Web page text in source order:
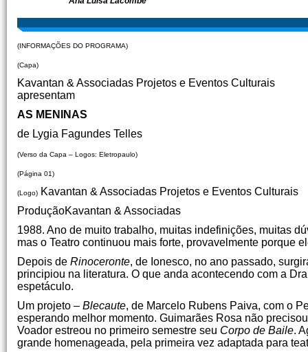
(INFORMAÇÕES DO PROGRAMA)
(Capa)
Kavantan & Associadas Projetos e Eventos Culturais
apresentam
AS MENINAS
de Lygia Fagundes Telles
(Verso da Capa – Logos: Eletropaulo)
(Página 01)
(Logo) Kavantan & Associadas Projetos e Eventos Culturais
ProduçãoKavantan & Associadas
1988. Ano de muito trabalho, muitas indefinições, muitas
mas o Teatro continuou mais forte, provavelmente porque
Depois de Rinoceronte, de Ionesco, no ano passado,
principiou na literatura. O que anda acontecendo com a
espetáculo.
Um projeto – Blecaute, de Marcelo Rubens Paiva, com o
esperando melhor momento. Guimarães Rosa não
Voador estreou no primeiro semestre seu Corpo de Baile.
grande homenageada, pela primeira vez adaptada para